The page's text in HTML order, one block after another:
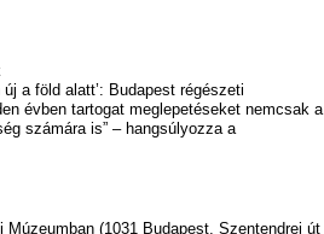
a föld alatt’: Budapest régészeti
évben tartogat meglepetéseket nemcsak a
számára is” – hangsúlyozza a
Múzeumban (1031 Budapest, Szentendrei út